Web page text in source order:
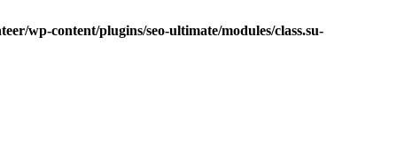
wp-content/plugins/seo-ultimate/modules/class.su-